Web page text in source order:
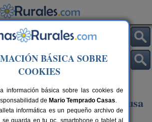
cerca de Santa Ana de Pusa
BÁSICA SOBRE
COOKIES
información básica sobre las cookies de
de Mario Temprado Casas.
informática es un pequeño archivo de
se guarda en tu pc, smartphone o tablet al